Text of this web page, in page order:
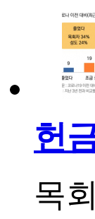
헌
목